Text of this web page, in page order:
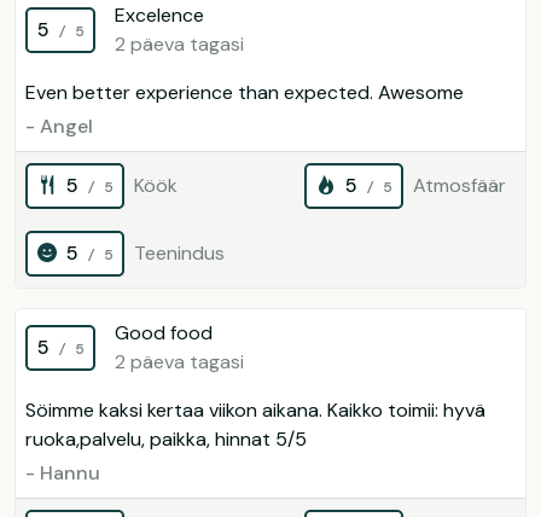
5 / 5
Excelence
2 päeva tagasi
Even better experience than expected. Awesome
- Angel
5 / 5 Köök 5 / 5 Atmosfäär
5 / 5 Teenindus
5 / 5
Good food
2 päeva tagasi
Söimme kaksi kertaa viikon aikana. Kaikko toimii: hyvä
ruoka,palvelu, paikka, hinnat 5/5
- Hannu